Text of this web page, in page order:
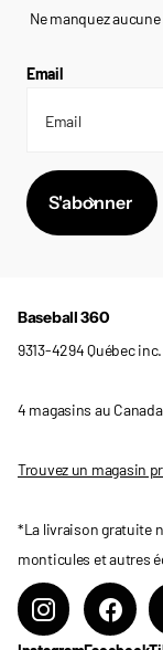
Ne manquez
Email
S'abonner
Baseball 360
9313-4294 Québec inc.
4 magasins au
Trouvez un magasin
*La livraison gratuite
monticules et autres